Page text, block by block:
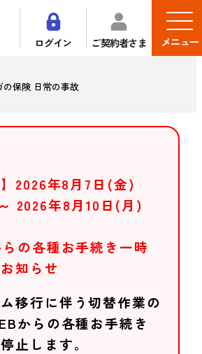
ログイン ご契約者さま メニュー
の保険 日常の事故
】2026年8月7日(金)
2026年8月10日(月)
の各種お手続き一時
知らせ
移行に伴う切替作業の
からの各種お手続き
止します。